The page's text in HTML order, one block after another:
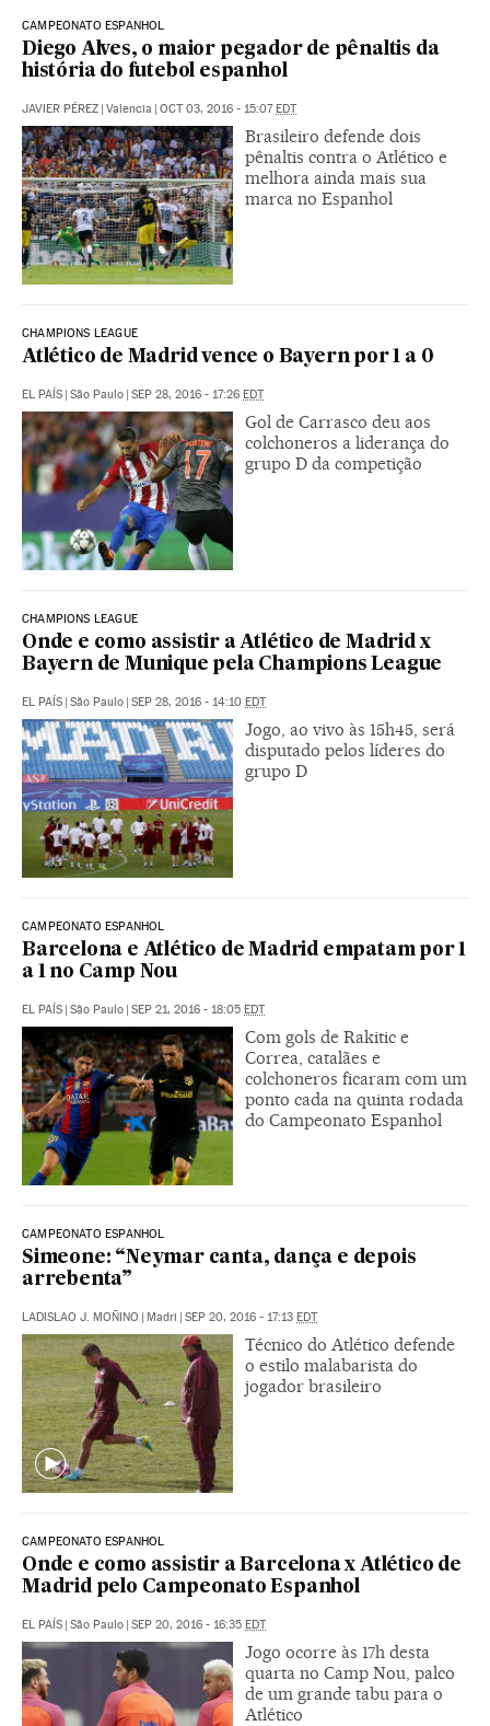
CAMPEONATO ESPANHOL
Diego Alves, o maior pegador de pênaltis da
história do futebol espanhol
JAVIER PÉREZ | Valencia | OCT 03, 2016 - 15:07EDT
Brasileiro defende dois
pênaltis contra o Atlético e
melhora ainda mais sua
marca no Espanhol
CHAMPIONS LEAGUE
Atlético de Madrid vence o Bayern por 1 a 0
EL PAÍS | São Paulo | SEP 28, 2016 - 17:26 EDT
Gol de Carrasco deu aos
colchoneros a liderança do
grupo D da competição
CHAMPIONS LEAGUE
Onde e como assistir a Atlético de Madrid x
Bayern de Munique pela Champions League
EL PAÍS | São Paulo | SEP 28, 2016 - 14:10 EDT
Jogo, ao vivo às 15h45, será
disputado pelos líderes do
grupo D
CAMPEONATO ESPANHOL
Barcelona e Atlético de Madrid empatam por 1
a 1 no Camp Nou
EL PAÍS | São Paulo | SEP 21, 2016 - 18:05 EDT
Com gols de Rakitic e
Correa, catalães e
colchoneros ficaram com um
ponto cada na quinta rodada
do Campeonato Espanhol
CAMPEONATO ESPANHOL
Simeone: “Neymar canta, dança e depois
arrebenta”
LADISLAO J. MOÑINO | Madri | SEP 20, 2016 - 17:13 EDT
Técnico do Atlético defende
o estilo malabarista do
jogador brasileiro
CAMPEONATO ESPANHOL
Onde e como assistir a Barcelona x Atlético de
Madrid pelo Campeonato Espanhol
EL PAÍS | São Paulo | SEP 20, 2016 - 16:35 EDT
Jogo ocorre às 17h desta
quarta no Camp Nou, palco
de um grande tabu para o
Atlético